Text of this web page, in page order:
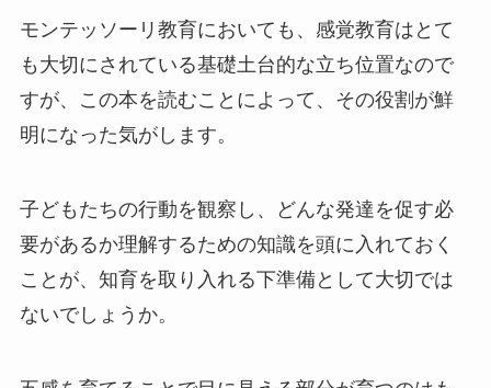
モンテッソーリ教育においても、感覚教育はとて
も大切にされている基礎土台的な立ち位置なので
すが、この本を読むことによって、その役割が鮮
明になった気がします。
子どもたちの行動を観察し、どんな発達を促す必
要があるか理解するための知識を頭に入れておく
ことが、知育を取り入れる下準備として大切では
ないでしょうか。